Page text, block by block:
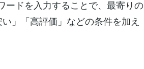
ードを入力することで、最寄りの
」「高評価」などの条件を加え